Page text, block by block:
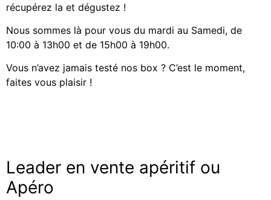
récupérez la et dégustez !
Nous sommes là pour vous du mardi au Samedi, de
10:00 à 13h00 et de 15h00 à 19h00.
Vous n’avez jamais testé nos box ? C’est le moment,
faites vous plaisir !
Leader en vente apéritif ou
Apéro